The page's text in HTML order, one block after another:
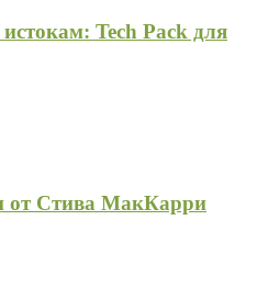
Tech Pack для
от Стива МакКарри